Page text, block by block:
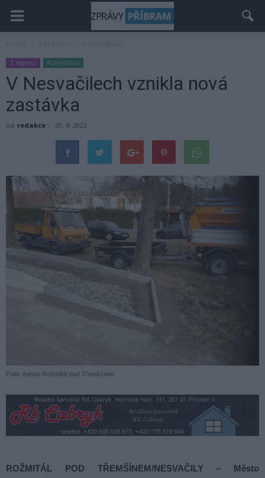
Z regionu Rožmitálsko
V Nesvačilech vznikla nová
zastávka
od redakce - 20. 4. 2022
Foto: město Rožmitál pod Třemšínem
ROŽMITÁL POD TŘEMŠÍNEM/NESVAČILY – Město